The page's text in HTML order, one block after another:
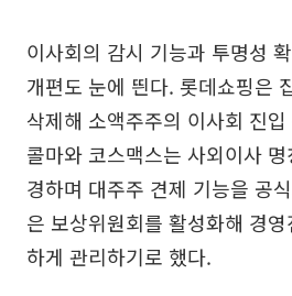
이사회의 감시 기능과 투명성
개편도 눈에 띈다. 롯데쇼핑은
삭제해 소액주주의 이사회 진
콜마와 코스맥스는 사외이사
경하며 대주주 견제 기능을 공
은 보상위원회를 활성화해 경
하게 관리하기로 했다.